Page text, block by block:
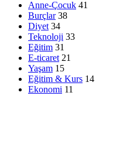
Anne-Çocuk 41
Burçlar 38
Diyet 34
Teknoloji 33
Eğitim 31
E-ticaret 21
Yaşam 15
Eğitim & Kurs 14
Ekonomi 11